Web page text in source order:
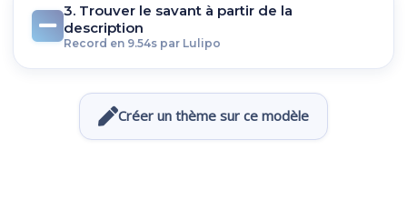
3. Trouver le savant à partir de la
description
Record en 9.54s par Lulipo
Créer un thème sur ce modèle